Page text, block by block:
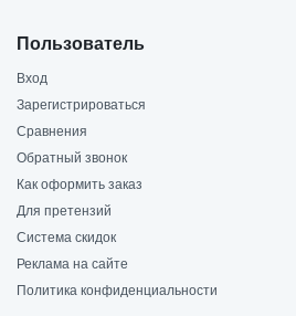
Пользователь
Вход
Зарегистрироваться
Сравнения
Обратный звонок
Как оформить заказ
Для претензий
Система скидок
Реклама на сайте
Политика конфиденциальности